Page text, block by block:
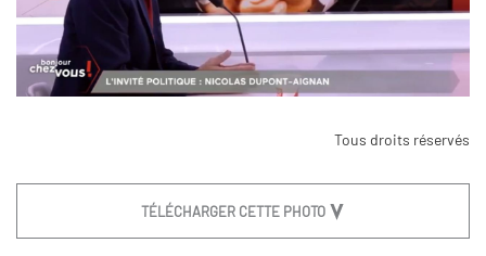
Tous droits réservés
TÉLÉCHARGER CETTE PHOTO